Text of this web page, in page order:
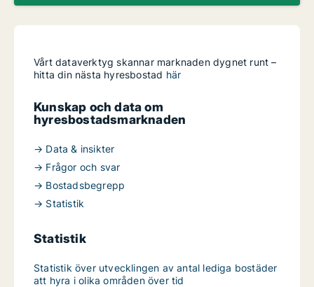
Vårt dataverktyg skannar marknaden dygnet runt –
hitta din nästa hyresbostad här
Kunskap och data om
hyresbostadsmarknaden
→ Data & insikter
→ Frågor och svar
→ Bostadsbegrepp
→ Statistik
Statistik
Statistik över utvecklingen av antal lediga bostäder
att hyra i olika områden över tid